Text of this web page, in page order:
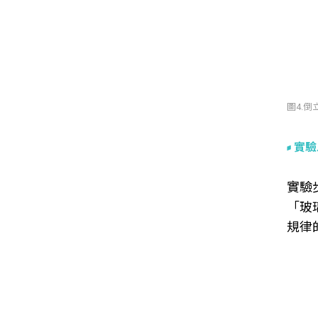
圖4.倒
實驗
實驗
「
規律